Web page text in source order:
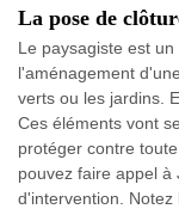
La pose de
Le paysagiste est
l'aménagement
verts ou les jardins.
Ces éléments vont
protéger contre
pouvez faire appel à
d'intervention.